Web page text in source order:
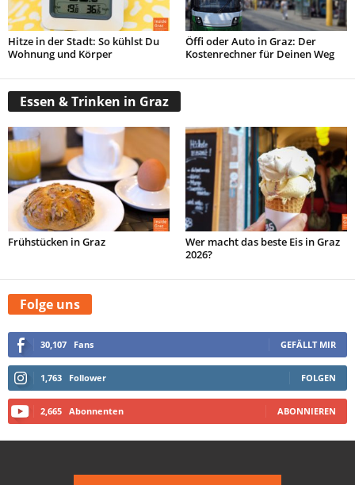
Hitze in der Stadt: So kühlst Du
Wohnung und Körper
Öffi oder Auto in Graz: Der
Kostenrechner für Deinen Weg
Essen & Trinken in Graz
Frühstücken in Graz
Wer macht das beste Eis in Graz
2026?
Folge uns
30,107 Fans GEFÄLLT MIR
1,763 Follower FOLGEN
2,665 Abonnenten ABONNIEREN